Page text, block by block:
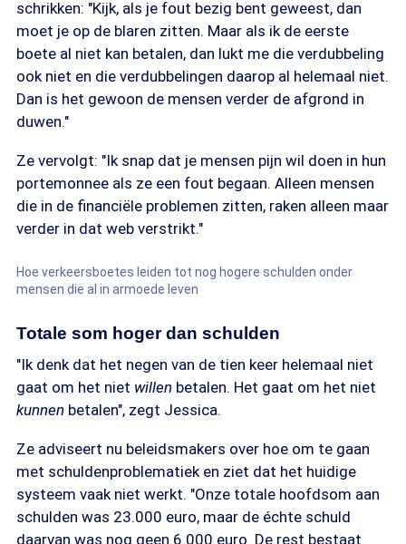
schrikken: "Kijk, als je fout bezig bent geweest, dan
moet je op de blaren zitten. Maar als ik de eerste
boete al niet kan betalen, dan lukt me die verdubbeling
ook niet en die verdubbelingen daarop al helemaal niet.
Dan is het gewoon de mensen verder de afgrond in
duwen."
Ze vervolgt: "Ik snap dat je mensen pijn wil doen in hun
portemonnee als ze een fout begaan. Alleen mensen
die in de financiële problemen zitten, raken alleen maar
verder in dat web verstrikt."
Hoe verkeersboetes leiden tot nog hogere schulden onder
mensen die al in armoede leven
Totale som hoger dan schulden
"Ik denk dat het negen van de tien keer helemaal niet
gaat om het niet willen betalen. Het gaat om het niet
kunnen betalen", zegt Jessica.
Ze adviseert nu beleidsmakers over hoe om te gaan
met schuldenproblematiek en ziet dat het huidige
systeem vaak niet werkt. "Onze totale hoofdsom aan
schulden was 23.000 euro, maar de échte schuld
daarvan was nog geen 6.000 euro. De rest bestaat